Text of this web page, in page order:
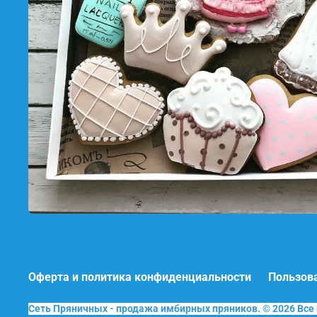
Оферта и политика конфиденциальности
Сеть Пряничных - продажа имбирных пряников. © 2026